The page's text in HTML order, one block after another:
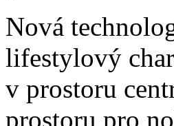
Nová
lifestylový
v prostoru
prostoru pro